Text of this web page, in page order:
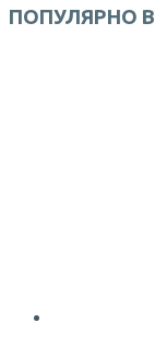
ПОПУЛЯРНО В